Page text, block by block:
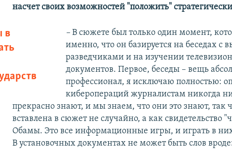
насчет своих возможностей "положить"
в
– В сюжете был только один момент,
именно, что он базируется на беседах с
разведчиками и на изучении
документов. Первое, беседы – вещь
профессионал, я исключаю полностью:
киберопераций журналистам никогда
прекрасно знают, и мы знаем, что они это знают, так
вставлена в сюжет не случайно, а как свидетельство
Обамы. Это все информационные игры, и играть в них
В установочных документах не может быть слов